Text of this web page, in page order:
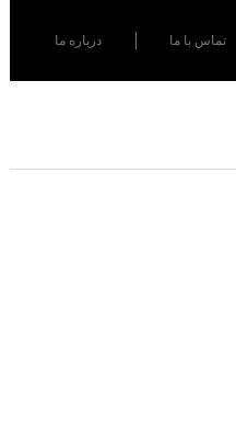
تماس با ما درباره ما